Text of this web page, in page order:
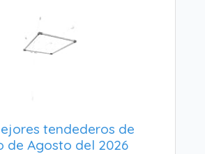
tendederos de
de Agosto del 2026